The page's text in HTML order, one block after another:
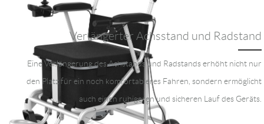
Verlängerter Achsstand und Radstand
Eine Verlängerung des Achstands und Radstands erhöht nicht nur
den Platz für ein noch komfortableres Fahren, sondern ermöglicht
auch einen ruhigeren und sicheren Lauf des Geräts.